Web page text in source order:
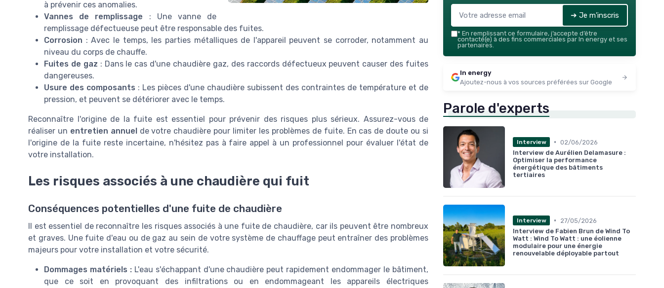
à prévenir ces anomalies.
Vannes de remplissage : Une vanne de
remplissage défectueuse peut être responsable des fuites.
Corrosion : Avec le temps, les parties métalliques de l'appareil peuvent se corroder, notamment au
niveau du corps de chauffe.
Fuites de gaz : Dans le cas d'une chaudière gaz, des raccords défectueux peuvent causer des fuites
dangereuses.
Usure des composants : Les pièces d'une chaudière subissent des contraintes de température et de
pression, et peuvent se détériorer avec le temps.
Reconnaître l'origine de la fuite est essentiel pour prévenir des risques plus sérieux. Assurez-vous de
réaliser un entretien annuelde votre chaudière pour limiter les problèmes de fuite. En cas de doute ou si
l'origine de la fuite reste incertaine, n'hésitez pas à faire appel à un professionnel pour évaluer l'état de
votre installation.
Les risques associés à une chaudière qui fuit
Conséquences potentielles d'une fuite de chaudière
Il est essentiel de reconnaître les risques associés à une fuite de chaudière, car ils peuvent être nombreux
et graves. Une fuite d'eau ou de gaz au sein de votre système de chauffage peut entraîner des problèmes
majeurs pour votre installation et votre sécurité.
Dommages matériels :L'eau s'échappant d'une chaudière peut rapidement endommager le bâtiment,
que ce soit en provoquant des infiltrations ou en endommageant les appareils électriques
➔ Je m'inscris
* En remplissant ce formulaire, j’accepte d’être
contacté(e) à des fins commerciales par In energy et ses
partenaires.
In energy
Ajoutez-nous à vos sources préférées sur Google
Parole d'experts
Interview • 02/06/2026
Interview de Aurélien Delamasure :
Optimiser la performance
énergétique des bâtiments
tertiaires
Interview •
27/05/2026
Interview de Fabien Brun de Wind To
Watt : Wind To Watt : une éolienne
modulaire pour une énergie
renouvelable déployable partout